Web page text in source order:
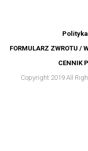
FORMULARZ ZWROTU /
CENNIK
Copyright 2019 All